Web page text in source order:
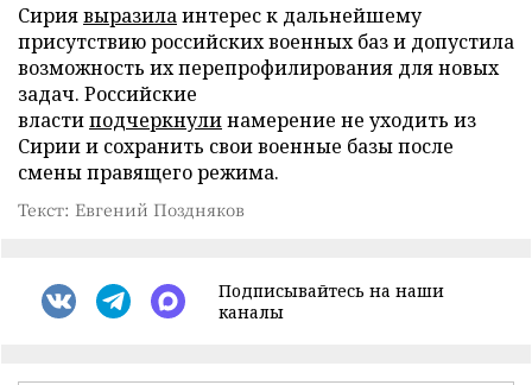
Сириявыразилаинтерес к дальнейшему
присутствию российских военных баз и допустила
возможность их перепрофилирования для новых
задач. Российские
властиподчеркнулинамерение не уходить из
Сирии и сохранить свои военные базы после
смены правящего режима.
Текст: Евгений Поздняков
Подписывайтесь на наши
каналы